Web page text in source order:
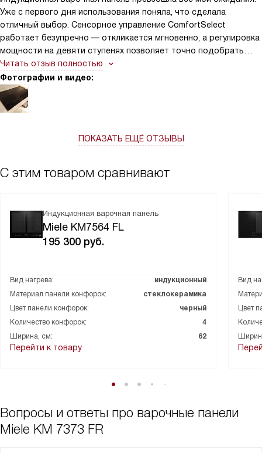
Уже с первого дня использования поняла, что сделала
отличный выбор. Сенсорное управление ComfortSelect
работает безупречно — откликается мгновенно, а регулировка
мощности на девяти ступенях позволяет точно подобрать
нужный режим для любого блюда. Особенно в восторге от
функции PowerFlex: она позволяет объединять соседние зоны
нагрева в одну большую, что очень удобно при готовке в
овальном или продолговатом сотейнике. Ещё одна «фишка»,
которая мне безумно нравится, — Stop&Go. Бывает, что надо
нажимаешь одну кнопку, и все конфорки переходят в режим
Это не только удобно, но и безопасно. Панель из
стеклокерамики смотрится стильно и современно, а рамка из
Читать отзыв полностью
Фотографии и видео:
ПОКАЗАТЬ ЕЩЁ ОТЗЫВЫ
С этим товаром сравнивают
Индукционная варочная панель
Miele KM7564 FL
195 300 руб.
Вид нагрева:
индукционный
Материал панели конфорок:
стеклокерамика
Цвет панели конфорок:
черный
Количество конфорок:
4
Ширина, см:
62
Перейти к товару
Вид
Цвет
Вопросы и ответы про варочные панели
Miele KM 7373 FR